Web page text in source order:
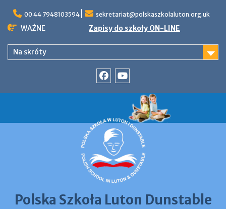
content
00 44 7948103594 sekretariat@polskaszkolaluton.org.uk
WAŻNE Zapisy do szkoły ON-LINE
Na skróty
Polska Szkoła Luton Dunstable